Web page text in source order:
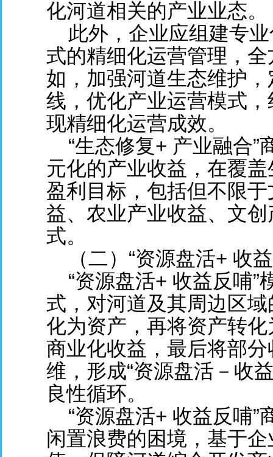
化河道相关的产业业态。
此外，企业应组建专业
式的精细化运营管理，
如，加强河道生态维护
线，优化产业运营模式
现精细化运营成效。
“生态修复+ 产业融合”
元化的产业收益，在覆
盈利目标，包括但不限
益、农业产业收益、文
式。
（二）“资源盘活+ 收
“资源盘活+ 收益反哺”
式，对河道及其周边区
化为资产，再将资产转
商业化收益，最后将部
维，形成“资源盘活－收
良性循环。
“资源盘活+ 收益反哺”
闲置浪费的困境，基于